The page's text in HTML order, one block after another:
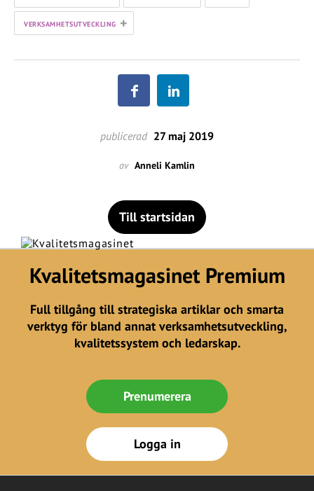
VERKSAMHETSUTVECKLING +
publicerad 27 maj 2019
av Anneli Kamlin
Till startsidan
Kvalitetsmagasinet Premium
Full tillgång till strategiska artiklar och smarta
verktyg för bland annat verksamhetsutveckling,
kvalitetssystem och ledarskap.
Prenumerera
Logga in